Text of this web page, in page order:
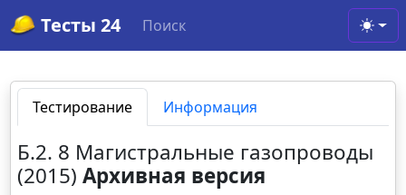
Тесты 24 Поиск
Тестирование Информация
Б.2. 8 Магистральные газопроводы
(2015)Архивная версия